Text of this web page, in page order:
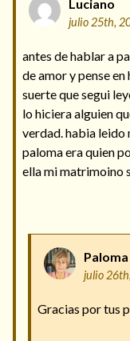
Luciano
julio 25th,
antes de hablar a
de amor y pense
suerte que segui
lo hiciera alguien
verdad. habia leido
paloma era quien
ella mi matrimoino
Paloma
julio
Gracias por tus